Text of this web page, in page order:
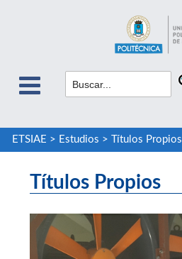
ETSIAE > Estudios > Títulos Propios
Títulos Propios